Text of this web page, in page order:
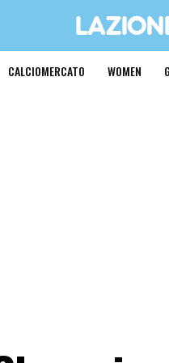
CALCIOMERCATO WOMEN